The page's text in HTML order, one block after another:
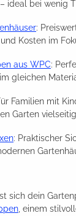
ideal bei wenig
:
Kosten im
aus WPC:
gleichen
Familien mit
Garten
: Praktischer
sich dein
, einem